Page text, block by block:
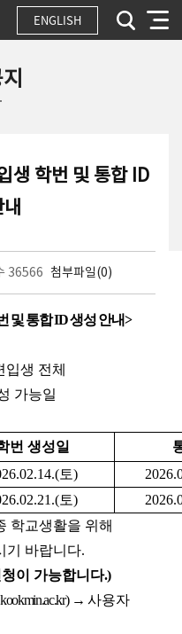
ENGLISH
생 학번 및 통합 ID
36566 첨부파일(0)
및 통합 ID 생성 안내>
생 전체
가능일
번 생성일
토)
토)
학교생활을 위해
기 바랍니다.
이 가능합니다.)
→ 사용자